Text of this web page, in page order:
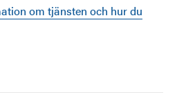
om tjänsten och hur du